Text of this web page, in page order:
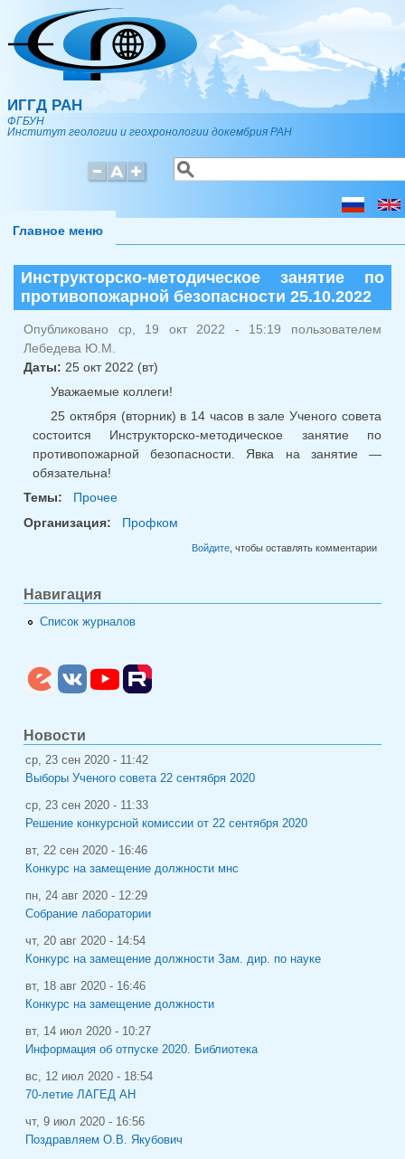
Перейти к основному содержанию
ИГГД РАН
ФГБУН
Институт геологии и геохронологии докембрия РАН
Форма поиска
Поиск
Главное меню
Инструкторско-методическое занятие по
противопожарной безопасности 25.10.2022
Опубликовано ср, 19 окт 2022 - 15:19 пользователем
Лебедева Ю.М.
Даты: 25 окт 2022 (вт)
Уважаемые коллеги!
25 октября (вторник) в 14 часов в зале Ученого совета
состоится Инструкторско-методическое занятие по
противопожарной безопасности. Явка на занятие —
обязательна!
Темы:
Прочее
Организация:
Профком
Войдите, чтобы оставлять комментарии
Навигация
Список журналов
Новости
ср, 23 сен 2020 - 11:42
Выборы Ученого совета 22 сентября 2020
ср, 23 сен 2020 - 11:33
Решение конкурсной комиссии от 22 сентября 2020
вт, 22 сен 2020 - 16:46
Конкурс на замещение должности мнс
пн, 24 авг 2020 - 12:29
Собрание лаборатории
чт, 20 авг 2020 - 14:54
Конкурс на замещение должности Зам. дир. по науке
вт, 18 авг 2020 - 16:46
Конкурс на замещение должности
вт, 14 июл 2020 - 10:27
Информация об отпуске 2020. Библиотека
вс, 12 июл 2020 - 18:54
70-летие ЛАГЕД АН
чт, 9 июл 2020 - 16:56
Поздравляем О.В. Якубович